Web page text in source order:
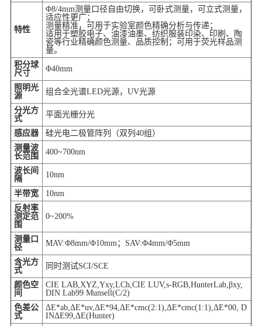
特性
Φ8/4mm测量口径自由切换，可卧式测量，可立式测量，
适应性更广；
测量精准，可用于实验室颜色精确分析与传递；
适用于塑胶电子、油漆油墨、纺织服装印染、印刷、陶
瓷等行业精确颜色测量、品质控制；可用于荧光样品测
量。
积分球
尺寸
Φ40mm
照明光
源
组合全光谱LED光源，UV光源
分光方
式
平面光栅分光
感应器
硅光电二极管阵列（双列40组）
测量波
长范围
400~700nm
波长间
隔
10nm
半带宽
10nm
反射率
测定范
围
0~200%
测量口
径
MAV:Φ8mm/Φ10mm；SAV:Φ4mm/Φ5mm
含光方
式
同时测试SCI/SCE
颜色空
间
CIE LAB,XYZ,Yxy,LCh,CIE LUV,s-RGB,HunterLab,βxy,
DIN Lab99 Munsell(C/2)
色差公
式
ΔE*ab,ΔE*uv,ΔE*94,ΔE*cmc(2:1),ΔE*cmc(1:1),ΔE*00, D
INΔE99,ΔE(Hunter)